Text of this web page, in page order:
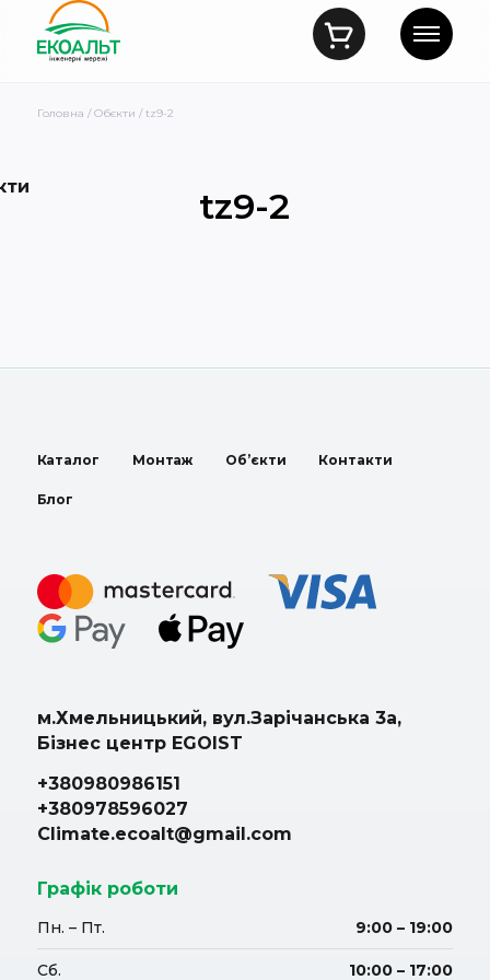
Головна /Обєкти / tz9-2
tz9-2
Каталог Монтаж Об’єкти Контакти
Блог
м.Хмельницький, вул.Зарічанська 3а,
Бізнес центр EGOIST
+380980986151
+380978596027
Climate.ecoalt@gmail.com
Графік роботи
Пн. – Пт. 9:00 – 19:00
Сб. 10:00 – 17:00